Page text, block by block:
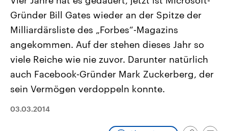
Landtagswahl Sachsen-Anhalt
2026
Alle Informationen
Sachsen-Anhalt wählt am 6.
September 2026 einen neuen
Landtag. Seit 2021 wird das
Bundesland von einer Koalition aus
Umfragen, Prognosen,
und Hintergründe zu den Parteien
und Kandidaten der anstehenden
USA
Aktuelle Beiträge,
Hintergründe
Wirtschaftlich und
gehören die Vereinigten
den mächtigsten Ländern
mit großem Einfluss auf
aktuelle Weltgeschehen.
Sendungen
Gründer Bill Gates wieder an der Spitze der
Milliardärsliste des „Forbes“-Magazins
angekommen. Auf der stehen dieses Jahr so
viele Reiche wie nie zuvor. Darunter natürlich
auch Facebook-Gründer Mark Zuckerberg, der
sein Vermögen verdoppeln konnte.
03.03.2014